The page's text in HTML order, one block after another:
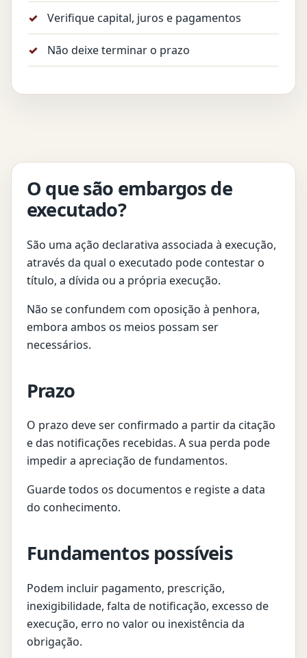
Verifique capital, juros e pagamentos
Não deixe terminar o prazo
O que são embargos de
executado?
São uma ação declarativa associada à execução,
através da qual o executado pode contestar o
título, a dívida ou a própria execução.
Não se confundem com oposição à penhora,
embora ambos os meios possam ser
necessários.
Prazo
O prazo deve ser confirmado a partir da citação
e das notificações recebidas. A sua perda pode
impedir a apreciação de fundamentos.
Guarde todos os documentos e registe a data
do conhecimento.
Fundamentos possíveis
Podem incluir pagamento, prescrição,
inexigibilidade, falta de notificação, excesso de
execução, erro no valor ou inexistência da
obrigação.